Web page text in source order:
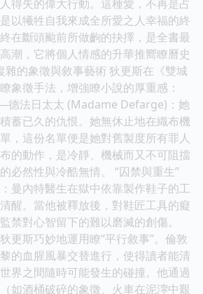
得失的偉大行動。這種愛，不再是占
以犧牲自我來成全所愛之人幸福的終
在斷頭颱前所做齣的抉擇，是全書最
潮，它將個人情感的升華推嚮瞭曆史
雜的象徵與敘事藝術 狄更斯在《雙城
象徵手法，增強瞭小說的厚重感：
德法日太太 (Madame Defarge)：她
蓄已久的仇恨。她無休止地在織布機
，這份名單便是她對舊製度所有罪人
的動作，是冷靜、機械而又不可阻擋
必然性與冷酷無情。 “囚禁與重生”
曼內特醫生在獄中依靠製作鞋子的工
醒。當他被釋放後，對鞋匠工具的癡
禁對心智留下的難以磨滅的創傷。
更斯巧妙地運用瞭“平行敘事”。倫敦
的血腥風暴交替進行，使得讀者能清
界之間隨時可能發生的碰撞。他通過
如酒桶破碎的象徵、火車在泥濘中艱